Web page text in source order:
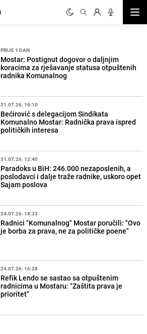
PRIJE 1 DAN
Mostar: Postignut dogovor o daljnjim
koracima za rješavanje statusa otpuštenih
radnika Komunalnog
31.07.26. 16:10
Bećirović s delegacijom Sindikata
Komunalno Mostar: Radnička prava ispred
političkih interesa
31.07.26. 12:40
Paradoks u BiH: 246.000 nezaposlenih, a
poslodavci i dalje traže radnike, uskoro opet
Sajam poslova
24.07.26. 18:33
Radnici "Komunalnog" Mostar poručili: "Ovo
je borba za prava, ne za političke poene"
24.07.26. 16:28
Refik Lendo se sastao sa otpuštenim
radnicima u Mostaru: "Zaštita prava je
prioritet"